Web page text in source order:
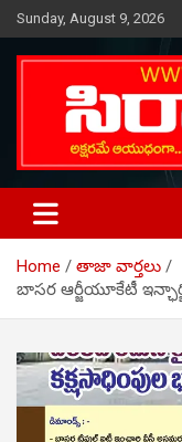
Skip
to
content
Sunday, August 9, 2026
SIRA
Telugu Online News
Home
తాజా వార్తలు
బాసర ఆర్జీయూకేటీ